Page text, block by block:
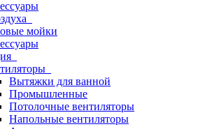
мойки
Вытяжки для ванной
Промышленные
Потолочные вентиляторы
Напольные вентиляторы